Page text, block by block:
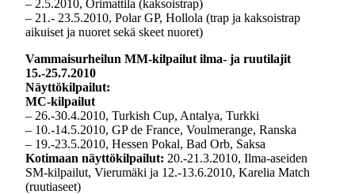
– 2.5.2010, Orimattila (kaksoistrap)
– 21.- 23.5.2010, Polar GP, Hollola (trap ja kaksoistrap
aikuiset ja nuoret sekä skeet nuoret)
Vammaisurheilun MM-kilpailut ilma- ja ruutilajit
15.-25.7.2010
Näyttökilpailut:
MC-kilpailut
– 26.-30.4.2010, Turkish Cup, Antalya, Turkki
– 10.-14.5.2010, GP de France, Voulmerange, Ranska
– 19.-23.5.2010, Hessen Pokal, Bad Orb, Saksa
Kotimaan näyttökilpailut: 20.-21.3.2010, Ilma-aseiden
SM-kilpailut, Vierumäki ja 12.-13.6.2010, Karelia Match
(ruutiaseet)